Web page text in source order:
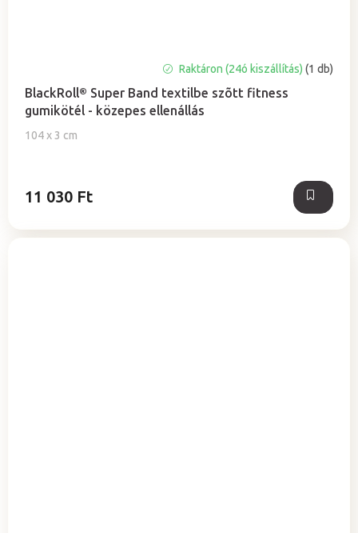
BlackRoll® Super Band textilbe szõtt fitness
gumikötél - közepes ellenállás
104 x 3 cm
Raktáron (24ó kiszállítás) (1 db)
11 030 Ft